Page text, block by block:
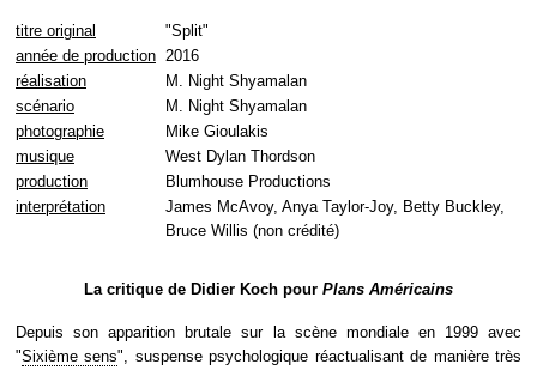
titre original
"Split"
année de production 2016
réalisation
M. Night Shyamalan
scénario
M. Night Shyamalan
photographie
Mike Gioulakis
musique
West Dylan Thordson
production
Blumhouse Productions
interprétation
James McAvoy, Anya Taylor-Joy, Betty Buckley,
Bruce Willis (non crédité)
La critique de Didier Koch pour Plans Américains
Depuis son apparition brutale sur la scène mondiale en 1999 avec
"Sixième sens", suspense psychologique réactualisant de manière très